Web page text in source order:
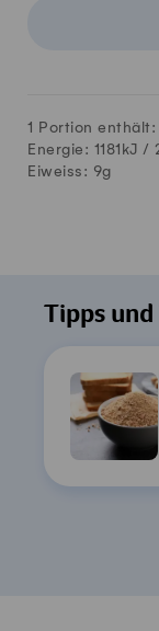
1 Portion enthält:
Energie: 1181kJ /
Eiweiss: 9g
Tipps